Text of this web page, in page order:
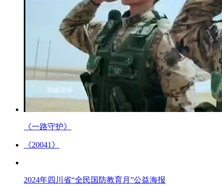
《一路守护》
《20041》
2024年四川省“全民国防教育月”公益海报